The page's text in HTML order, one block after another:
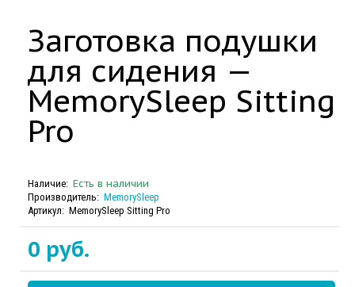
Заготовка подушки
для сидения —
MemorySleep Sitting
Pro
Наличие: Есть в наличии
Производитель: MemorySleep
Артикул: MemorySleep Sitting Pro
0 руб.